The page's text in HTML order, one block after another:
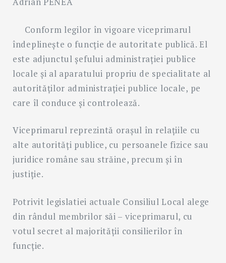
Search
Conform legilor în vigoare viceprimarul
îndeplineşte o funcţie de autoritate publică. El
este adjunctul şefului administraţiei publice
locale şi al aparatului propriu de specialitate al
autorităţilor administraţiei publice locale, pe
care îl conduce şi controlează.
Viceprimarul reprezintă oraşul în relaţiile cu
alte autorităţi publice, cu persoanele fizice sau
juridice române sau străine, precum şi în
justiţie.
Potrivit legislatiei actuale Consiliul Local alege
din rândul membrilor săi – viceprimarul, cu
votul secret al majorităţii consilierilor în
funcţie.